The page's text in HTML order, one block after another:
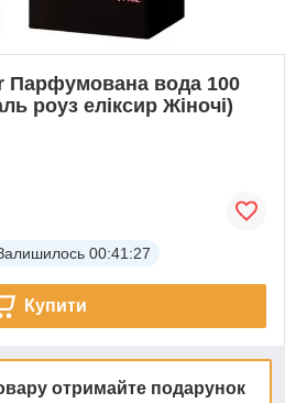
Парфумована вода 100
роуз еліксир Жіночі)
00:41:26
Купити
отримайте подарунок